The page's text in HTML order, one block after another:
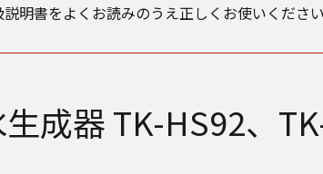
明書をよくお読みのうえ正しくお使いください
成器 TK-HS92、